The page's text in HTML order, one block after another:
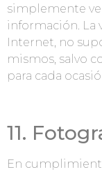
simplemente
información. La
Internet, no
mismos, salvo
para cada
11.
En